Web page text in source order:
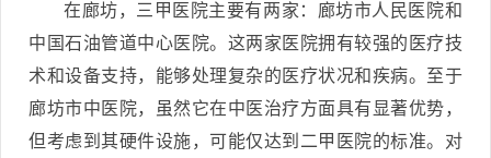
在廊坊，三甲医院主要有两家：廊坊市人民医院和
中国石油管道中心医院。这两家医院拥有较强的医疗技
术和设备支持，能够处理复杂的医疗状况和疾病。至于
廊坊市中医院，虽然它在中医治疗方面具有显著优势，
但考虑到其硬件设施，可能仅达到二甲医院的标准。对